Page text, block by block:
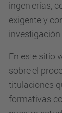
ingenierías,
exigente y
investigación
En este sitio
sobre el
titulaciones
formativas